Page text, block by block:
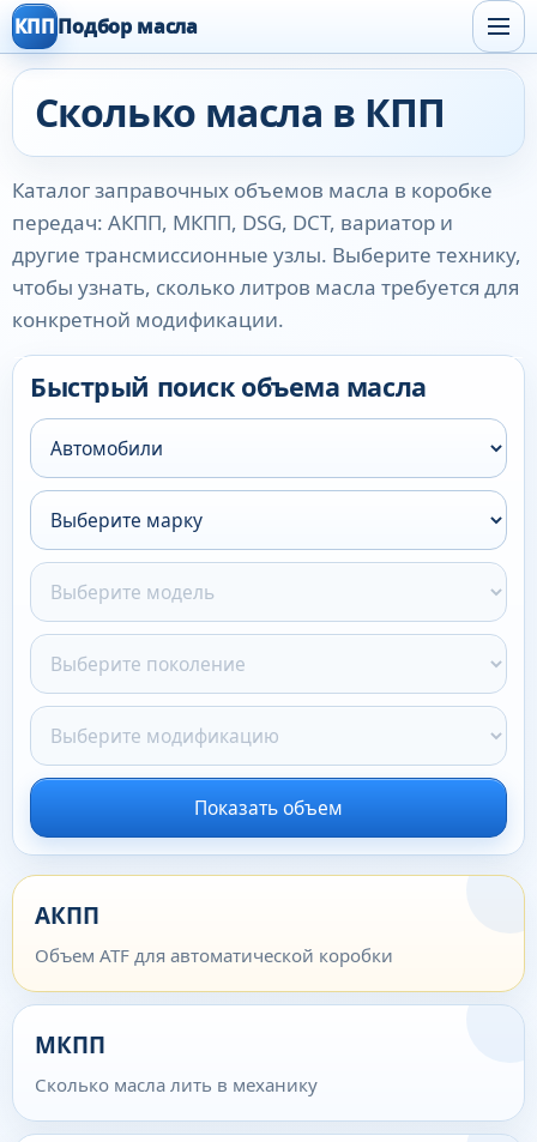
КПППодбор масла
Сколько масла в КПП
Каталог заправочных объемов масла в коробке
передач: АКПП, МКПП, DSG, DCT, вариатор и
другие трансмиссионные узлы. Выберите технику,
чтобы узнать, сколько литров масла требуется для
конкретной модификации.
Быстрый поиск объема масла
Показать объем
АКПП
Объем ATF для автоматической коробки
МКПП
Сколько масла лить в механику